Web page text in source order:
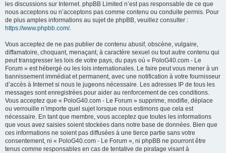
les discussions sur Internet. phpBB Limited n’est pas responsable de ce que
nous acceptons ou n’acceptons pas comme contenu ou conduite permis. Pour
de plus amples informations au sujet de phpBB, veuillez consulter :
https://www.phpbb.com/.
Vous acceptez de ne pas publier de contenu abusif, obscène, vulgaire,
diffamatoire, choquant, menaçant, à caractère sexuel ou tout autre contenu qui
peut transgresser les lois de votre pays, du pays où « PoloG40.com - Le
Forum » est hébergé ou les lois internationales. Le faire peut vous mener à un
bannissement immédiat et permanent, avec une notification à votre fournisseur
d’accès à Internet si nous le jugeons nécessaire. Les adresses IP de tous les
messages sont enregistrées pour aider au renforcement de ces conditions.
Vous acceptez que « PoloG40.com - Le Forum » supprime, modifie, déplace
ou verrouille n’importe quel sujet lorsque nous estimons que cela est
nécessaire. En tant que membre, vous acceptez que toutes les informations
que vous avez saisies soient stockées dans notre base de données. Bien que
ces informations ne soient pas diffusées à une tierce partie sans votre
consentement, ni « PoloG40.com - Le Forum », ni phpBB ne pourront être
tenus comme responsables en cas de tentative de piratage visant à